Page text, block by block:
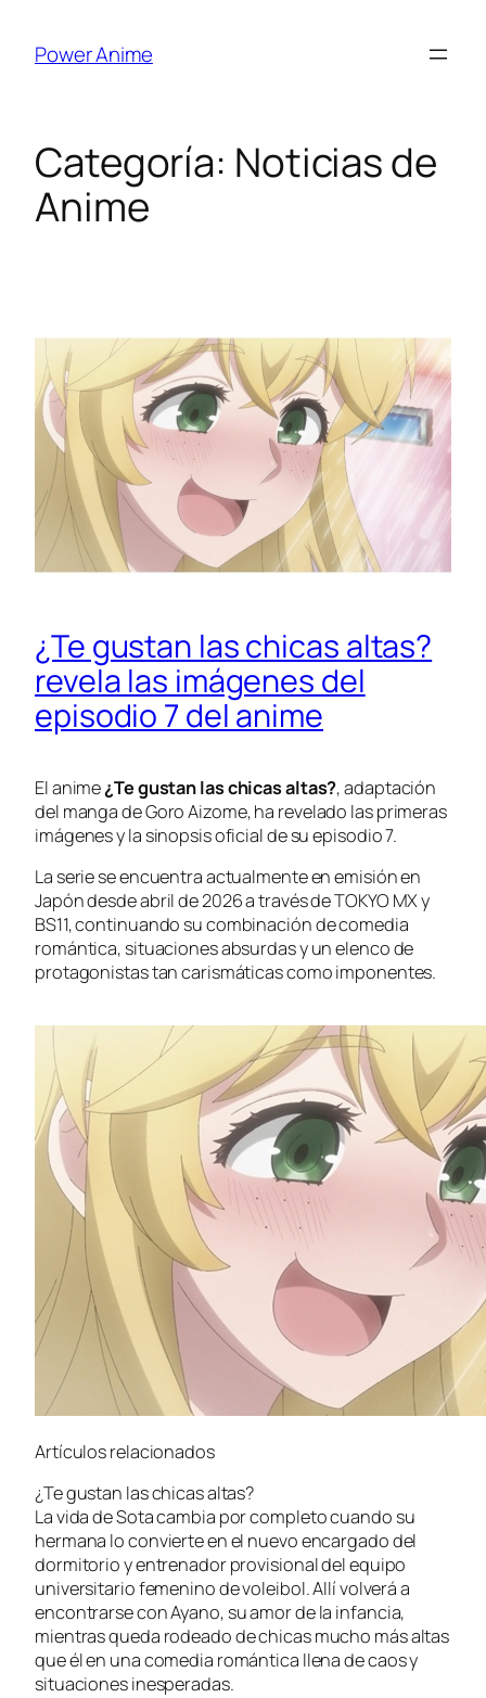
Power Anime
Categoría: Noticias de
Anime
¿Te gustan las chicas altas?
revela las imágenes del
episodio 7 del anime
El anime¿Te gustan las chicas altas?, adaptación
del manga de Goro Aizome, ha revelado las primeras
imágenes y la sinopsis oficial de su episodio 7.
La serie se encuentra actualmente en emisión en
Japón desde abril de 2026 a través de TOKYO MX y
BS11, continuando su combinación de comedia
romántica, situaciones absurdas y un elenco de
protagonistas tan carismáticas como imponentes.
Artículos relacionados
¿Te gustan las chicas altas?
La vida de Sota cambia por completo cuando su
hermana lo convierte en el nuevo encargado del
dormitorio y entrenador provisional del equipo
universitario femenino de voleibol. Allí volverá a
encontrarse con Ayano, su amor de la infancia,
mientras queda rodeado de chicas mucho más altas
que él en una comedia romántica llena de caos y
situaciones inesperadas.